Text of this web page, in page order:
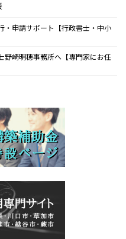
・申請サポート【行政書士・中小
野崎明穂事務所へ【専門家にお任